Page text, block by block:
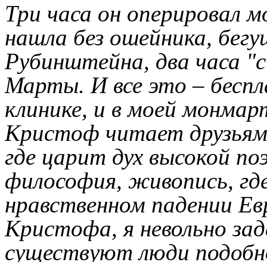
Три часа он оперировал
нашла без ошейника,
Рубинштейна, два часа
Марты. И все это –
клинике, и в моей
Кристоф читает друзьям
где царит дух высокой
философия, живопись,
нравственном падении
Кристофа, я невольно
существуют люди